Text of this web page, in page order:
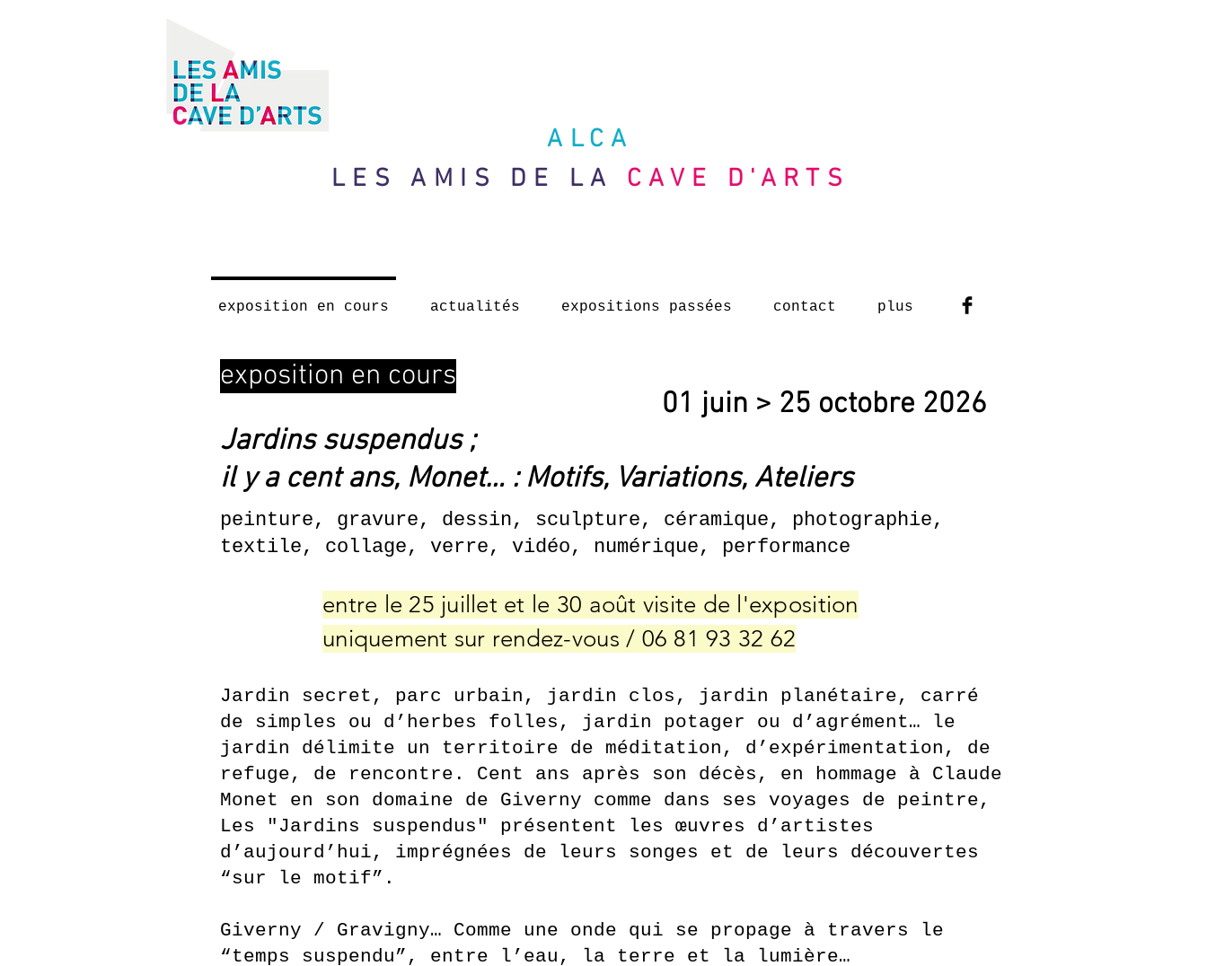
ALCA
LES AMIS DE LA
CAVE D'ARTS
exposition en cours actualités expositions passées contact plus
exposition en cours
01 juin > 25 octobre 2026
Jardins suspendus ;
il y a cent ans, Monet… : Motifs, Variations, Ateliers
peinture, gravure, dessin, sculpture, céramique, photographie,
textile, collage, verre, vidéo, numérique, performance
entre le 25 juillet et le 30 août visite de l'exposition
uniquement sur rendez-vous / 06 81 93 32 62
Jardin secret, parc urbain, jardin clos, jardin planétaire, carré
de simples ou d’herbes folles, jardin potager ou d’agrément… le
jardin délimite un territoire de méditation, d’expérimentation, de
refuge, de rencontre. Cent ans après son décès, en hommage à Claude
Monet en son domaine de Giverny comme dans ses voyages de peintre,
Les "Jardins suspendus" présentent les œuvres d’artistes
d’aujourd’hui, imprégnées de leurs songes et de leurs découvertes
“sur le motif”.
Giverny / Gravigny… Comme une onde qui se propage à travers le
“temps suspendu”, entre l’eau, la terre et la lumière…